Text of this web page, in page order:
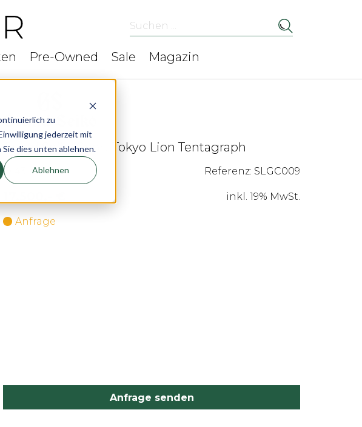
zu
jederzeit mit
dies unten ablehnen.
Ablehnen
Suchen ...
Pre-Owned Sale Magazin
Grand Seiko Sport Tokyo Lion Tentagraph
Ø 43 mm Referenz: SLGC009
inkl. 19% MwSt.
Anfrage
Anfrage senden